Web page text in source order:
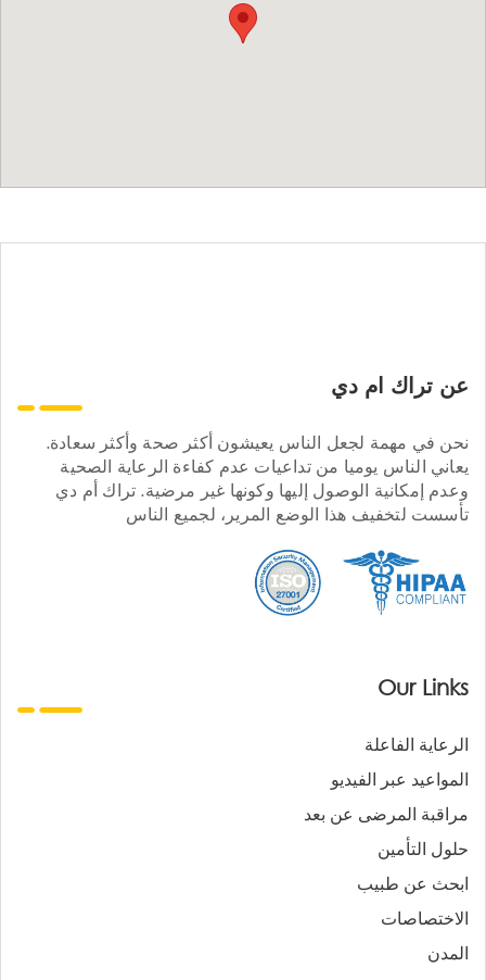
عن تراك ام دي
نحن في مهمة لجعل الناس يعيشون أكثر صحة وأكثر سعادة.
يعاني الناس يوميا من تداعيات عدم كفاءة الرعاية الصحية
وعدم إمكانية الوصول إليها وكونها غير مرضية. تراك أم دي
تأسست لتخفيف هذا الوضع المرير، لجميع الناس
Our Links
الرعاية الفاعلة
المواعيد عبر الفيديو
مراقبة المرضى عن بعد
حلول التأمين
ابحث عن طبيب
الاختصاصات
المدن